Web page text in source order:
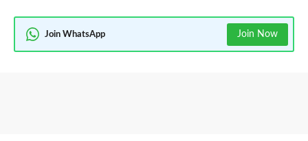
Join WhatsApp Join Now